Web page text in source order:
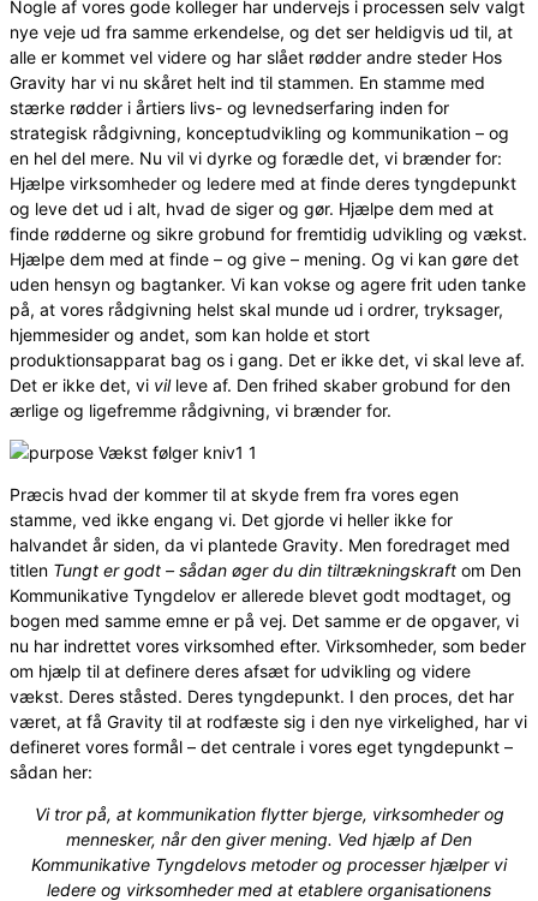
Nogle af vores gode kolleger har undervejs i processen selv valgt
nye veje ud fra samme erkendelse, og det ser heldigvis ud til, at
alle er kommet vel videre og har slået rødder andre steder Hos
Gravity har vi nu skåret helt ind til stammen. En stamme med
stærke rødder i årtiers livs- og levnedserfaring inden for
strategisk rådgivning, konceptudvikling og kommunikation – og
en hel del mere. Nu vil vi dyrke og forædle det, vi brænder for:
Hjælpe virksomheder og ledere med at finde deres tyngdepunkt
og leve det ud i alt, hvad de siger og gør. Hjælpe dem med at
finde rødderne og sikre grobund for fremtidig udvikling og vækst.
Hjælpe dem med at finde – og give – mening. Og vi kan gøre det
uden hensyn og bagtanker. Vi kan vokse og agere frit uden tanke
på, at vores rådgivning helst skal munde ud i ordrer, tryksager,
hjemmesider og andet, som kan holde et stort
produktionsapparat bag os i gang. Det er ikke det, vi skal leve af.
Det er ikke det, vi villeve af. Den frihed skaber grobund for den
ærlige og ligefremme rådgivning, vi brænder for.
Præcis hvad der kommer til at skyde frem fra vores egen
stamme, ved ikke engang vi. Det gjorde vi heller ikke for
halvandet år siden, da vi plantede Gravity. Men foredraget med
titlen Tungt er godt – sådan øger du din tiltrækningskraft om Den
Kommunikative Tyngdelov er allerede blevet godt modtaget, og
bogen med samme emne er på vej. Det samme er de opgaver, vi
nu har indrettet vores virksomhed efter. Virksomheder, som beder
om hjælp til at definere deres afsæt for udvikling og videre
vækst. Deres ståsted. Deres tyngdepunkt. I den proces, det har
været, at få Gravity til at rodfæste sig i den nye virkelighed, har vi
defineret vores formål – det centrale i vores eget tyngdepunkt –
sådan her:
Vi tror på, at kommunikation flytter bjerge, virksomheder og
mennesker, når den giver mening. Ved hjælp af Den
Kommunikative Tyngdelovs metoder og processer hjælper vi
ledere og virksomheder med at etablere organisationens